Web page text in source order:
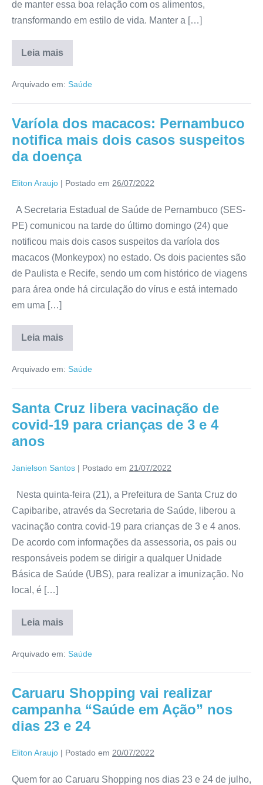
de manter essa boa relação com os alimentos,
transformando em estilo de vida. Manter a […]
Leia mais
Arquivado em: Saúde
Varíola dos macacos: Pernambuco
notifica mais dois casos suspeitos
da doença
Eliton Araujo | Postado em 26/07/2022
A Secretaria Estadual de Saúde de Pernambuco (SES-
PE) comunicou na tarde do último domingo (24) que
notificou mais dois casos suspeitos da varíola dos
macacos (Monkeypox) no estado. Os dois pacientes são
de Paulista e Recife, sendo um com histórico de viagens
para área onde há circulação do vírus e está internado
em uma […]
Leia mais
Arquivado em: Saúde
Santa Cruz libera vacinação de
covid-19 para crianças de 3 e 4
anos
Janielson Santos | Postado em 21/07/2022
Nesta quinta-feira (21), a Prefeitura de Santa Cruz do
Capibaribe, através da Secretaria de Saúde, liberou a
vacinação contra covid-19 para crianças de 3 e 4 anos.
De acordo com informações da assessoria, os pais ou
responsáveis podem se dirigir a qualquer Unidade
Básica de Saúde (UBS), para realizar a imunização. No
local, é […]
Leia mais
Arquivado em: Saúde
Caruaru Shopping vai realizar
campanha “Saúde em Ação” nos
dias 23 e 24
Eliton Araujo | Postado em 20/07/2022
Quem for ao Caruaru Shopping nos dias 23 e 24 de julho,